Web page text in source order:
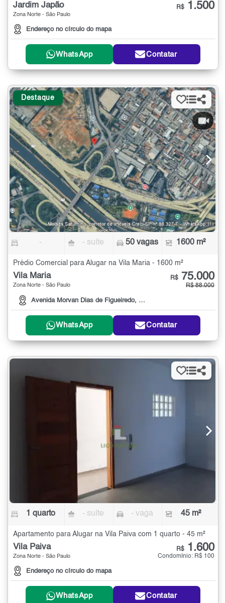
Jardim Japão
Zona Norte - São Paulo
Endereço no círculo do mapa
R$ 1.500
WhatsApp Contatar
Destaque
- - suíte 50 vagas 1600 m²
Prédio Comercial para Alugar na Vila Maria - 1600 m²
Vila Maria
Zona Norte - São Paulo
Avenida Morvan Dias de Figueiredo, 4001
R$ 75.000
R$ 88.000
WhatsApp Contatar
1 quarto - suíte - vaga 45 m²
Apartamento para Alugar na Vila Paiva com 1 quarto - 45 m²
Vila Paiva
Zona Norte - São Paulo
Endereço no círculo do mapa
R$ 1.600
Condomínio: R$ 100
WhatsApp Contatar